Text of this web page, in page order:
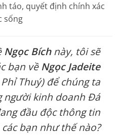
táo, quyết định chính xác
sống
Ngọc Bíchnày, tôi sẽ
bạn về Ngọc Jadeite
Thuý) để chúng ta
người kinh doanh Đá
đầu độc thông tin
các bạn như thế nào?